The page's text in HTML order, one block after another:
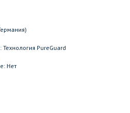
PureGuard
Нет